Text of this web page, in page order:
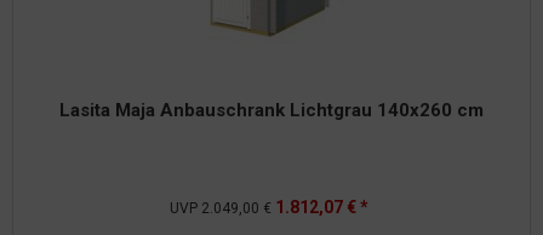
Lasita Maja Anbauschrank Lichtgrau 140x260 cm
UVP 2.049,00 € 1.812,07 € *